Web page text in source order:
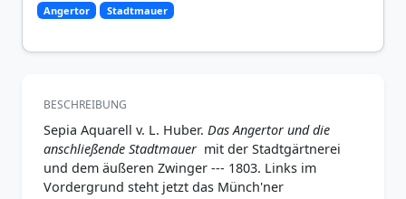
Angertor Stadtmauer
BESCHREIBUNG
Sepia Aquarell v. L. Huber. Das Angertor und die
anschließende Stadtmauer mit der Stadtgärtnerei
und dem äußeren Zwinger --- 1803. Links im
Vordergrund steht jetzt das Münch'ner